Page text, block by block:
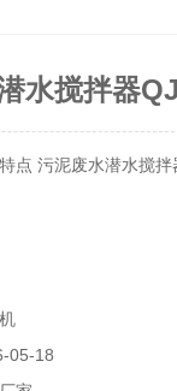
水搅拌器
点 污泥废水潜水搅
机，绝缘等级F级、
高、密封可靠、轴向
05-18